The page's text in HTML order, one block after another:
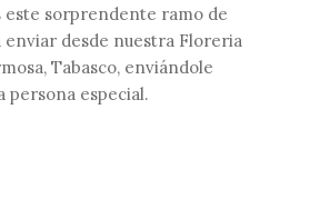
este sorprendente ramo de
enviar desde nuestra Floreria
Tabasco, enviándole
persona especial.